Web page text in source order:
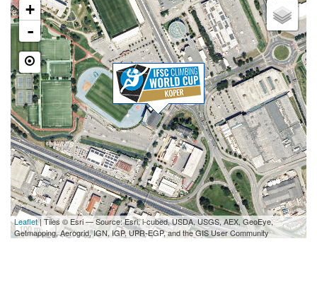
+
-
100 m
Leaflet| Tiles © Esri — Source: Esri, i-cubed, USDA, USGS, AEX, GeoEye,
Getmapping, Aerogrid, IGN, IGP, UPR-EGP, and the GIS User Community